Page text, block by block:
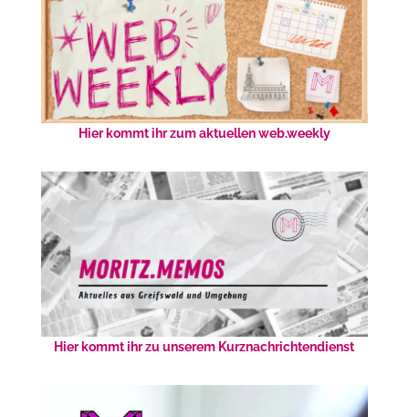
Hier kommt ihr zum aktuellen web.weekly
Hier kommt ihr zu unserem Kurznachrichtendienst